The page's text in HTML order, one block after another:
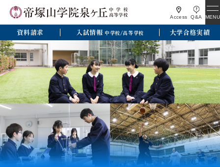
Access Q&A MENU
資料請求 入試情報 中学校/高等学校 大学合格実績